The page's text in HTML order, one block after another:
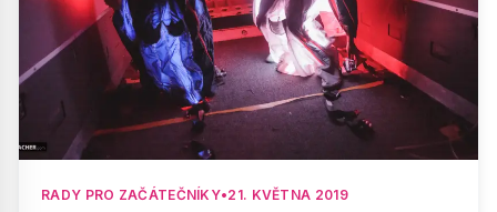
RADY PRO ZAČÁTEČNÍKY•21. KVĚTNA 2019